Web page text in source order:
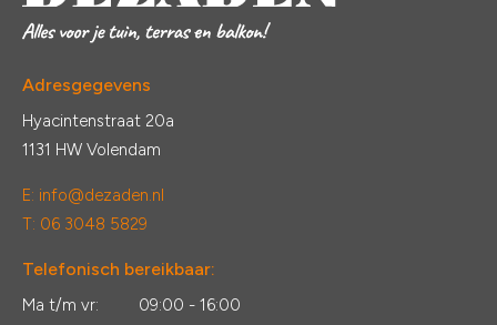
Adresgegevens
Hyacintenstraat 20a
1131 HW Volendam
E: info@dezaden.nl
T: 06 3048 5829
Telefonisch bereikbaar:
Ma t/m vr: 09:00 - 16:00